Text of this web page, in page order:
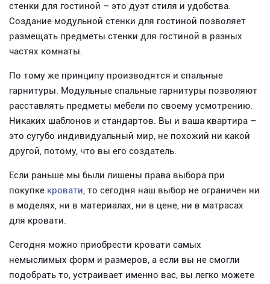
стенки для гостиной – это дуэт стиля и удобства.
Создание модульной стенки для гостиной позволяет
размещать предметы стенки для гостиной в разных
частях комнаты.
По тому же принципу производятся и спальные
гарнитуры. Модульные спальные гарнитуры позволяют
расставлять предметы мебели по своему усмотрению.
Никаких шаблонов и стандартов. Вы и ваша квартира –
это сугубо индивидуальный мир, не похожий ни какой
другой, потому, что вы его создатель.
Если раньше мы были лишены права выбора при
покупке кровати, то сегодня наш выбор не ограничен ни
в моделях, ни в материалах, ни в цене, ни в матрасах
для кровати.
Сегодня можно приобрести кровати самых
немыслимых форм и размеров, а если вы не смогли
подобрать то, устраивает именно вас, вы легко можете